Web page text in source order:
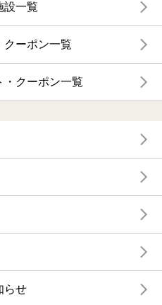
設一覧
クーポン一覧
・クーポン一覧
らせ